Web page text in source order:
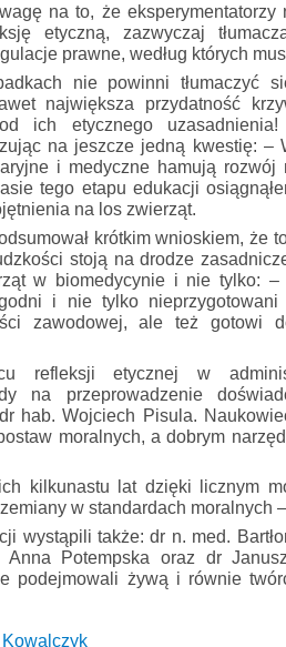
na to, że
etyczną, zazwyczaj
prawne, według których
nie powinni tłumaczyć
największa przydatność
ich etycznego uzasadnienia!
na jeszcze jedną kwestię: –
i medyczne hamują rozwój
tego etapu edukacji
na los zwierząt.
krótkim wnioskiem, że
stoją na drodze
w biomedycynie i nie tylko: –
i nie tylko
zawodowej, ale też gotowi
refleksji etycznej w
na przeprowadzenie
hab. Wojciech Pisula.
moralnych, a dobrym
kilkunastu lat dzięki licznym
w standardach moralnych
wystąpili także: dr n. med.
Anna Potempska oraz dr
podejmowali żywą i równie